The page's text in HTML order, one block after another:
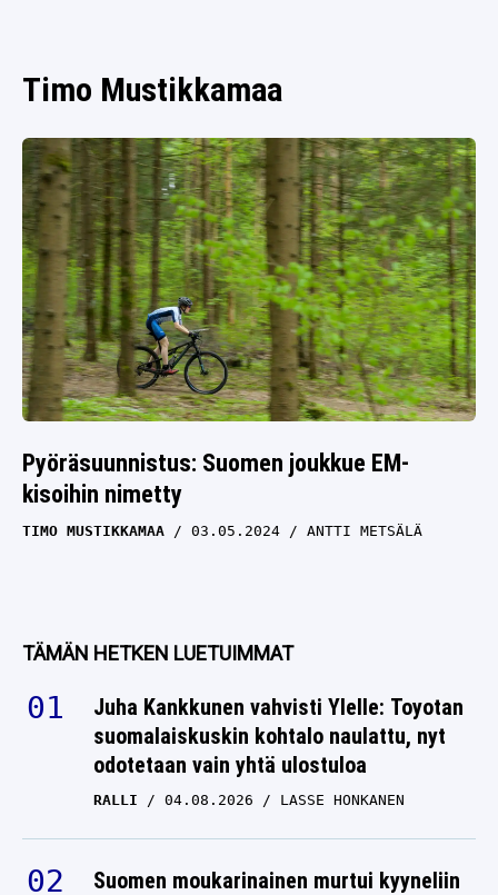
Timo Mustikkamaa
Pyöräsuunnistus: Suomen joukkue EM-
kisoihin nimetty
TIMO MUSTIKKAMAA 03.05.2024 ANTTI METSÄLÄ
TÄMÄN HETKEN LUETUIMMAT
Juha Kankkunen vahvisti Ylelle: Toyotan
suomalaiskuskin kohtalo naulattu, nyt
odotetaan vain yhtä ulostuloa
RALLI 04.08.2026 LASSE HONKANEN
Suomen moukarinainen murtui kyyneliin